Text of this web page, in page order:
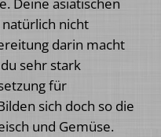
Deine asiatischen
nicht
darin macht
sehr stark
für
sich doch so die
und Gemüse.